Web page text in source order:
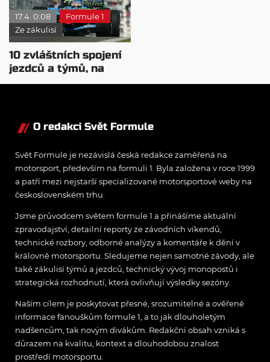
17.4. 0:08
Formule 1
Ze zákulisí
10 zvláštních spojení
jezdců a týmů, na
které jste zapomněli
O redakci Svět Formule
Svět Formule je nezávislá česká redakce zaměřená na
motorsport, především na formuli 1. Byla založena v roce 1999
a patří mezi nejstarší specializované motorsportové weby na
československém trhu.
Jsme průvodcem světem formule 1 a přinášíme aktuální
zpravodajství, detailní reporty ze závodních víkendů,
technické rozbory, odborné analýzy a komentáře k dění v
královně motorsportu. Sledujeme nejen samotné závody, ale
také zákulisí týmů a jezdců, technický vývoj monopostů i
strategická rozhodnutí, která ovlivňují výsledky sezóny.
Naším cílem je poskytovat přesné, srozumitelné a ověřené
informace fanouškům formule 1, a to jak dlouholetým
nadšencům, tak novým divákům. Redakční obsah vzniká s
důrazem na kvalitu, kontext a dlouhodobou znalost
prostředí motorsportu.